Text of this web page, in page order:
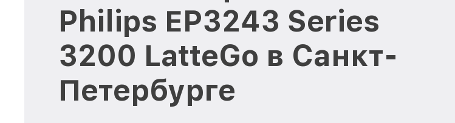
Philips EP3243 Series
3200 LatteGo в Санкт-
Петербурге